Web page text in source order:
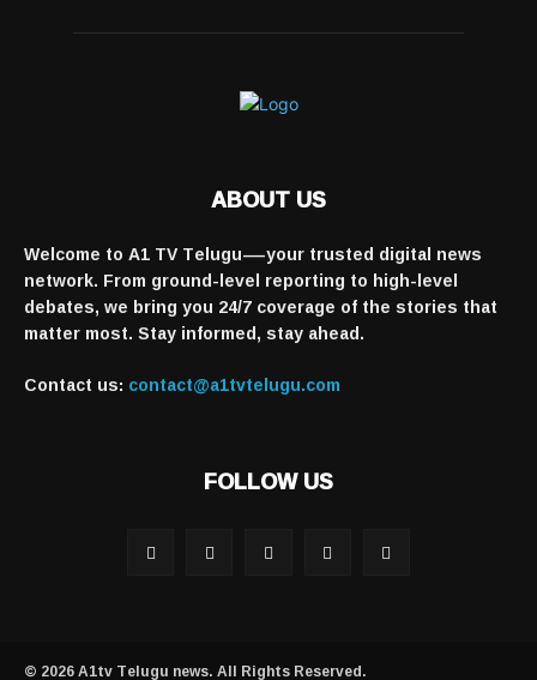
ABOUT US
Welcome to A1 TV Telugu—your trusted digital news
network. From ground-level reporting to high-level
debates, we bring you 24/7 coverage of the stories that
matter most. Stay informed, stay ahead.
Contact us: contact@a1tvtelugu.com
FOLLOW US
© 2026 A1tv Telugu news. All Rights Reserved.